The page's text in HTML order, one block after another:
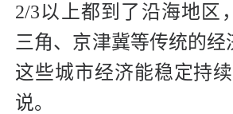
2/3以上都到了沿海地区
三角、京津冀等传统的经
这些城市经济能稳定持
说。